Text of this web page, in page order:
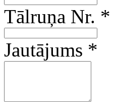
Tālruņa Nr. *
Jautājums *